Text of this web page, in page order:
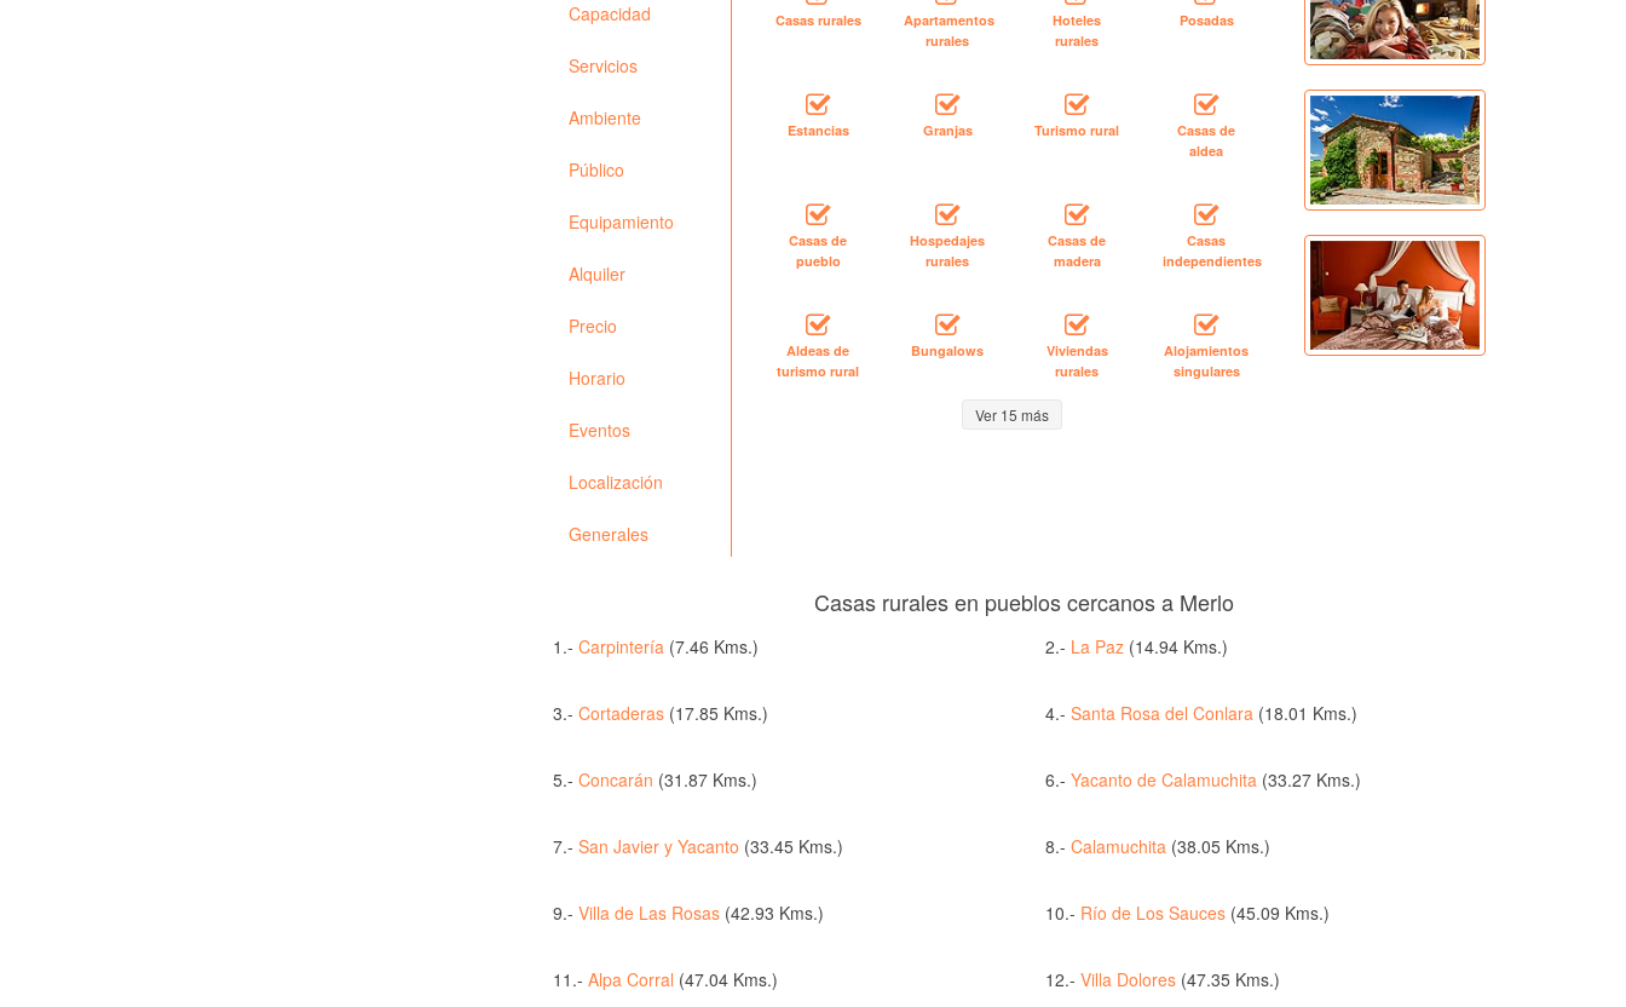
Capacidad
Servicios
Ambiente
Público
Equipamiento
Alquiler
Precio
Horario
Eventos
Localización
Generales
Casas rurales
Apartamentos
rurales
Hoteles
rurales
Posadas
Estancias Granjas Turismo rural
Casas de
aldea
Casas de
pueblo
Hospedajes
rurales
Casas de
madera
Casas
independientes
Aldeas de
turismo rural
Bungalows
Viviendas
rurales
Alojamientos
singulares
Ver 15 más
Casas rurales en pueblos cercanos a Merlo
1.- Carpintería(7.46 Kms.) 2.- La Paz (14.94 Kms.)
3.- Cortaderas(17.85 Kms.) 4.-Santa Rosa del Conlara (18.01 Kms.)
5.- Concarán (31.87 Kms.) 6.-Yacanto de Calamuchita (33.27 Kms.)
7.- San Javier y Yacanto (33.45 Kms.) 8.-Calamuchita (38.05 Kms.)
9.- Villa de Las Rosas(42.93 Kms.) 10.- Río de Los Sauces (45.09 Kms.)
11.- Alpa Corral (47.04 Kms.) 12.-Villa Dolores (47.35 Kms.)